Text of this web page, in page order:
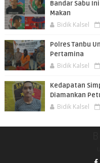
Bandar Sabu
Makan
Bidik Kalsel
Polres Tanbu
Pertamina
Bidik Kalsel
Kedapatan
Diamankan
Bidik Kalsel